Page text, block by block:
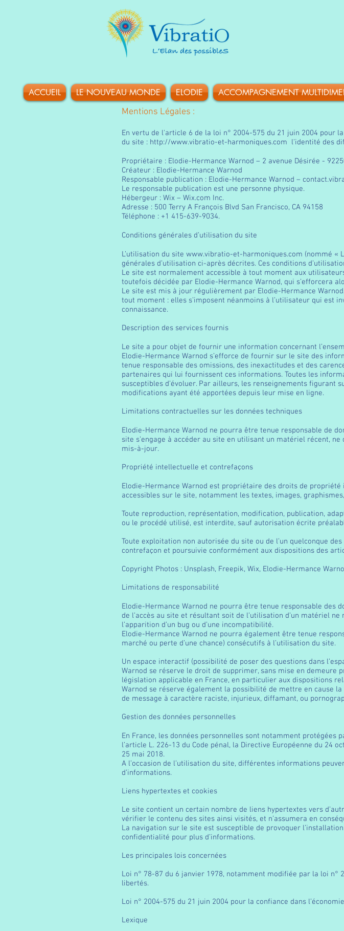
Mentions Légales :
En vertu de l'article 6 de la loi n° 2004-575 du 21 juin 2004 pour
du site : http://www.vibratio-et-harmoniques.com l'identité des
Propriétaire : Elodie-Hermance Warnod – 2 avenue Désirée -
Créateur : Elodie-Hermance Warnod
Responsable publication : Elodie-Hermance Warnod –
Le responsable publication est une personne physique.
Hébergeur : Wix – Wix.com Inc.
Adresse : 500 Terry A François Blvd San Francisco, CA 94158
Téléphone : +1 415-639-9034.
Conditions générales d’utilisation du site
L’utilisation du site www.vibratio-et-harmoniques.com (nommé «
générales d’utilisation ci-après décrites. Ces conditions
Le site est normalement accessible à tout moment aux
toutefois décidée par Elodie-Hermance Warnod, qui s’efforcera
Le site est mis à jour régulièrement par Elodie-Hermance
tout moment : elles s’imposent néanmoins à l’utilisateur qui est
connaissance.
Description des services fournis
Le site a pour objet de fournir une information concernant
Elodie-Hermance Warnod s’efforce de fournir sur le site des
tenue responsable des omissions, des inexactitudes et des
partenaires qui lui fournissent ces informations. Toutes les
susceptibles d’évoluer. Par ailleurs, les renseignements figurant
modifications ayant été apportées depuis leur mise en ligne.
Limitations contractuelles sur les données techniques
Elodie-Hermance Warnod ne pourra être tenue responsable de
site s’engage à accéder au site en utilisant un matériel récent,
mis-à-jour.
Propriété intellectuelle et contrefaçons
Elodie-Hermance Warnod est propriétaire des droits de
accessibles sur le site, notamment les textes, images,
Toute reproduction, représentation, modification, publication,
ou le procédé utilisé, est interdite, sauf autorisation écrite
Toute exploitation non autorisée du site ou de l’un quelconque
contrefaçon et poursuivie conformément aux dispositions des
Copyright Photos : Unsplash, Freepik, Wix, Elodie-Hermance
Limitations de responsabilité
Elodie-Hermance Warnod ne pourra être tenue responsable des
de l’accès au site et résultant soit de l’utilisation d’un matériel
l’apparition d’un bug ou d’une incompatibilité.
Elodie-Hermance Warnod ne pourra également être tenue
marché ou perte d’une chance) consécutifs à l’utilisation du site.
Un espace interactif (possibilité de poser des questions dans
Warnod se réserve le droit de supprimer, sans mise en demeure
législation applicable en France, en particulier aux dispositions
Warnod se réserve également la possibilité de mettre en cause
de message à caractère raciste, injurieux, diffamant, ou
Gestion des données personnelles
En France, les données personnelles sont notamment protégées
l’article L. 226-13 du Code pénal, la Directive Européenne du 24
25 mai 2018.
A l’occasion de l’utilisation du site, différentes informations
d’informations.
Liens hypertextes et cookies
Le site contient un certain nombre de liens hypertextes vers
vérifier le contenu des sites ainsi visités, et n’assumera en
La navigation sur le site est susceptible de provoquer
confidentialité pour plus d’informations.
Les principales lois concernées
Loi n° 78-87 du 6 janvier 1978, notamment modifiée par la loi
libertés.
Loi n° 2004-575 du 21 juin 2004 pour la confiance dans
Lexique
ACCUEIL LE NOUVEAU MONDE ELODIE ACCOMPAGNEMENT